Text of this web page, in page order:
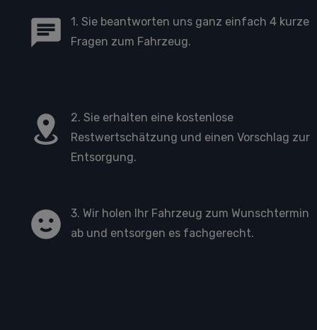
1. Sie beantworten uns ganz einfach 4 kurze
Fragen zum Fahrzeug.
2. Sie erhalten eine kostenlose
Restwertschätzung und einen Vorschlag zur
Entsorgung.
3. Wir holen Ihr Fahrzeug zum Wunschtermin
ab und entsorgen es fachgerecht.